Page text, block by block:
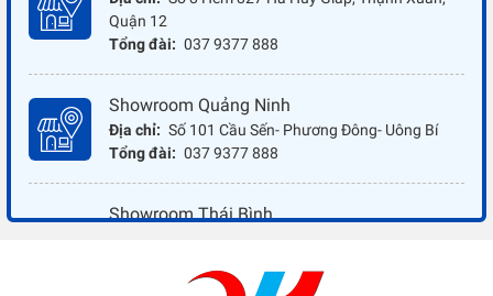
Quận 12
Tổng đài: 037 9377 888
Showroom Quảng Ninh
Địa chỉ: Số 101 Cầu Sến- Phương Đông- Uông Bí
Tổng đài: 037 9377 888
Showroom Thái Bình
037 9377 888